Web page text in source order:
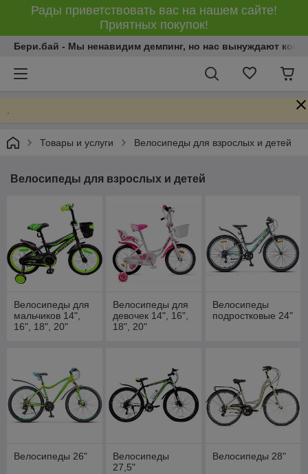
Рады приветствовать вас на нашем сайте!
Приятных покупок!
Бери.бай - Мы ненавидим демпинг, но нас вынуждают
Товары и услуги Велосипеды для взрослых и детей
Велосипеды для взрослых и детей
Велосипеды для
мальчиков 14",
16", 18", 20"
Велосипеды для
девочек 14", 16",
18", 20"
Велосипеды
подростковые 24"
Велосипеды 26"
Велосипеды
27,5"
Велосипеды 28"